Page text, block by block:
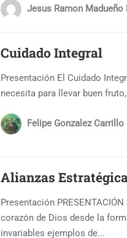
Jesus Ramon Madueño
Cuidado Integral
Presentación El Cuidado
necesita para llevar buen
Felipe Gonzalez Carrillo
Alianzas
Presentación
corazón de Dios desde la
invariables ejemplos de...